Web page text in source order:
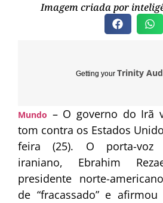
Imagem criada por
Getting your Trinity
Mundo – O governo do Irã
tom contra os Estados
feira (25). O porta-voz
iraniano, Ebrahim
presidente norte-
de “fracassado” e